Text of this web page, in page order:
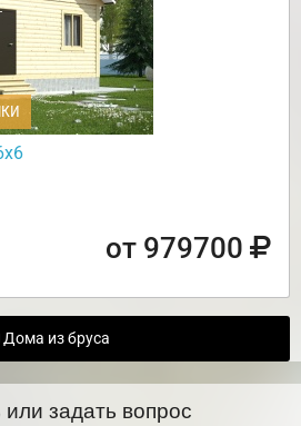
от 979700
Дома из бруса
или задать вопрос